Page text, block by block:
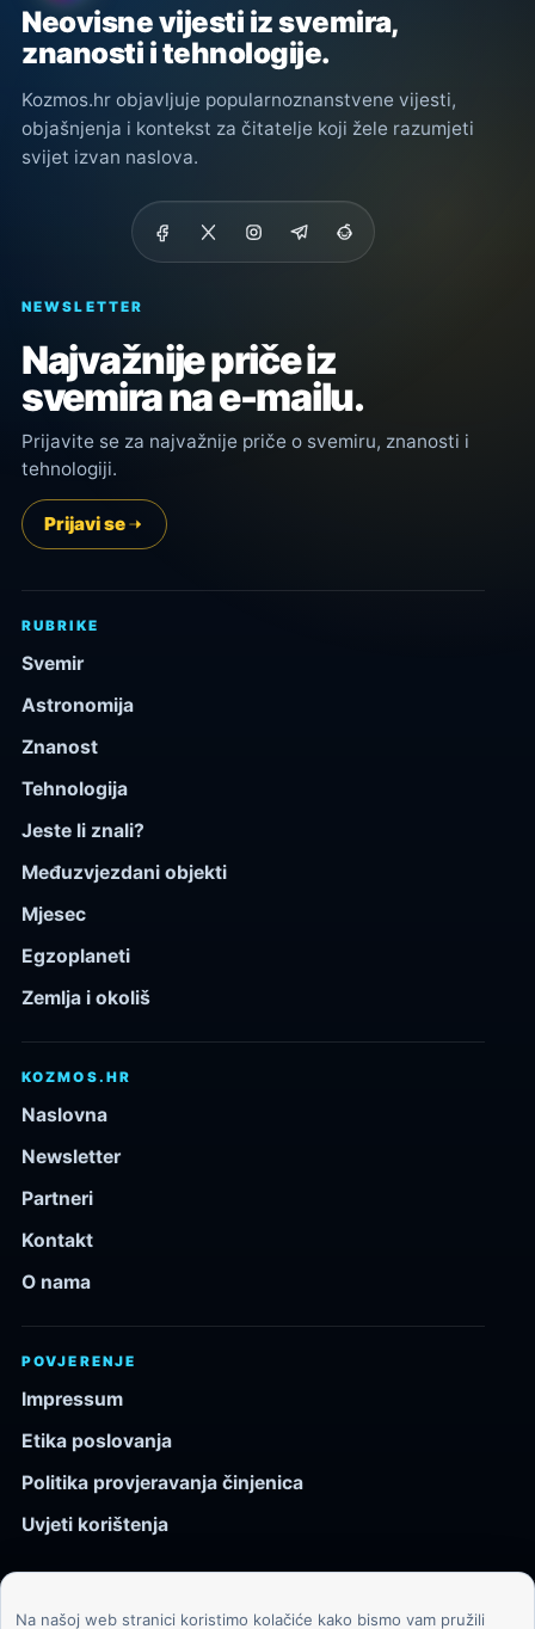
Neovisne vijesti iz svemira,
znanosti i tehnologije.
Kozmos.hr objavljuje popularnoznanstvene vijesti,
objašnjenja i kontekst za čitatelje koji žele razumjeti
svijet izvan naslova.
NEWSLETTER
Najvažnije priče iz
svemira na e-mailu.
Prijavite se za najvažnije priče o svemiru, znanosti i
tehnologiji.
Prijavi se
RUBRIKE
Svemir
Astronomija
Znanost
Tehnologija
Jeste li znali?
Međuzvjezdani objekti
Mjesec
Egzoplaneti
Zemlja i okoliš
KOZMOS.HR
Naslovna
Newsletter
Partneri
Kontakt
O nama
POVJERENJE
Impressum
Etika poslovanja
Politika provjeravanja činjenica
Uvjeti korištenja
Na našoj web stranici koristimo kolačiće kako bismo vam pružili